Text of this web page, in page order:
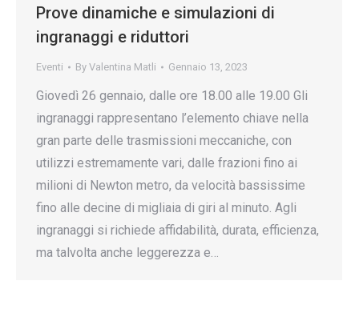
Prove dinamiche e simulazioni di
ingranaggi e riduttori
Eventi By Valentina Matli Gennaio 13, 2023
Giovedì 26 gennaio, dalle ore 18.00 alle 19.00 Gli
ingranaggi rappresentano l’elemento chiave nella
gran parte delle trasmissioni meccaniche, con
utilizzi estremamente vari, dalle frazioni fino ai
milioni di Newton metro, da velocità bassissime
fino alle decine di migliaia di giri al minuto. Agli
ingranaggi si richiede affidabilità, durata, efficienza,
ma talvolta anche leggerezza e…